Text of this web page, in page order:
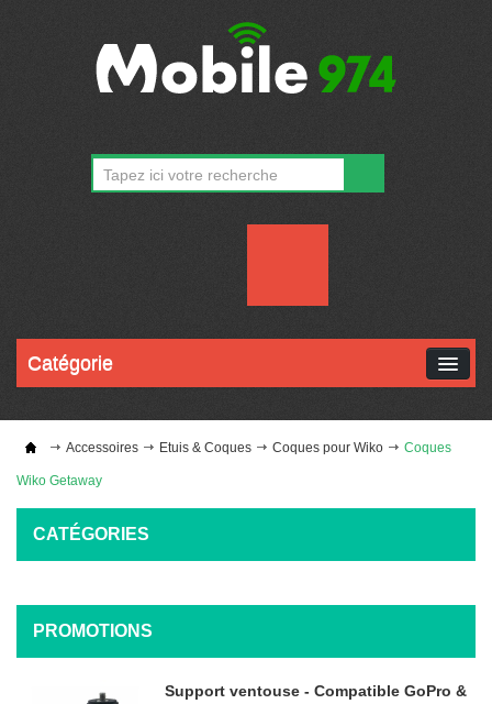
CONTACT MON COMPTE
Catégorie
Accessoires Etuis & Coques Coques pour Wiko Coques
Wiko Getaway
CATÉGORIES
PROMOTIONS
Support ventouse - Compatible GoPro &